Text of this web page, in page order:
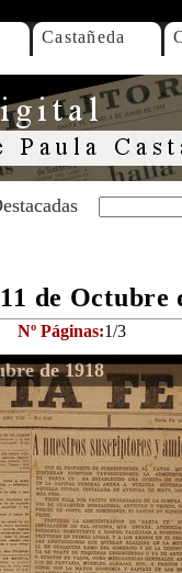
Castañeda
de Octubre
Nº Páginas:1/3
de 1918